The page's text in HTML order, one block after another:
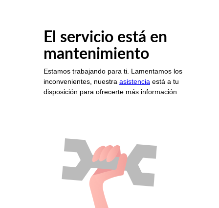
El servicio está en
mantenimiento
Estamos trabajando para ti. Lamentamos los
inconvenientes, nuestra asistencia está a tu
disposición para ofrecerte más información